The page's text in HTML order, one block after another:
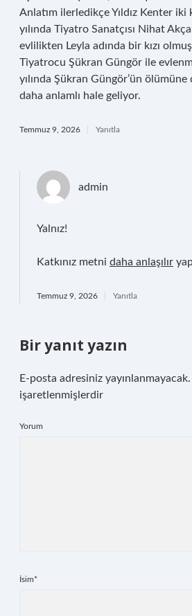
Anlatım ilerledikçe Yıldız Kenter iki
yılında Tiyatro Sanatçısı Nihat
evlilikten Leyla adında bir kızı
Tiyatrocu Şükran Güngör ile
yılında Şükran Güngör’ün
daha anlamlı hale geliyor.
Temmuz 9, 2026 Yanıtla
admin
Yalnız!
Katkınız metni daha anlaşılır
Temmuz 9, 2026 Yanıtla
Bir yanıt yazın
E-posta adresiniz yayınlanmayacak.
işaretlenmişlerdir
Yorum
İsim*